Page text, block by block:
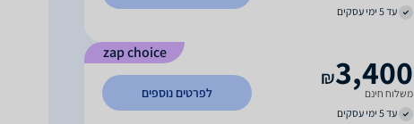
עד 5 ימי עסקים
zap choice
3,400
₪
משלוח חינם
עד 5 ימי עסקים
לפרטים נוספים